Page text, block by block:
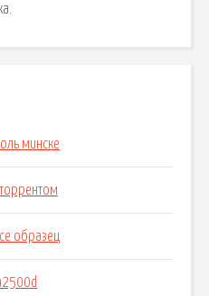
минске
образец